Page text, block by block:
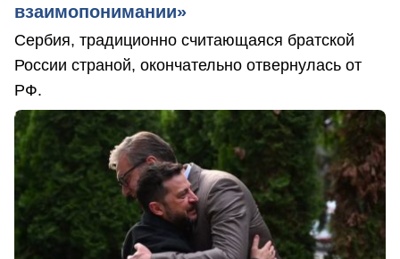
взаимопонимании»
Сербия, традиционно считающаяся братской
России страной, окончательно отвернулась от
РФ.